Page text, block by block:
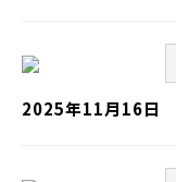
2025年11月16日